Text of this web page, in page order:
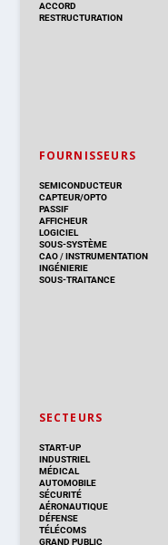
ACCORD
RESTRUCTURATION
FOURNISSEURS
SEMICONDUCTEUR
CAPTEUR/OPTO
PASSIF
AFFICHEUR
LOGICIEL
SOUS-SYSTÈME
CAO/INSTRUMENTATION
INGÉNIERIE
SOUS-TRAITANCE
SECTEURS
START-UP
INDUSTRIEL
MÉDICAL
AUTOMOBILE
SÉCURITÉ
AÉRONAUTIQUE
DÉFENSE
TÉLÉCOMS
GRAND PUBLIC